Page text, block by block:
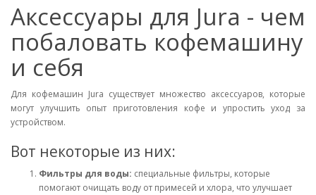
Аксессуары для Jura - чем
побаловать кофемашину
и себя
Для кофемашин Jura существует множество аксессуаров, которые
могут улучшить опыт приготовления кофе и упростить уход за
устройством.
Вот некоторые из них:
Фильтры для воды: специальные фильтры, которые
помогают очищать воду от примесей и хлора, что улучшает